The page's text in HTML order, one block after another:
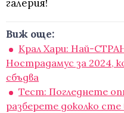
галерия!
Виж още:
Крал Хари: Най-
Нострадамус за 2024,
сбъдва
Тест: Погледнете
разберете доколко сте